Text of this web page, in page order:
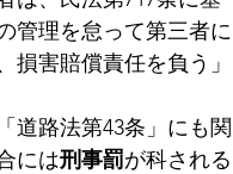
管理を怠って第三者に
損害賠償責任を負う」
道路法第43条」にも関
には刑事罰が科される